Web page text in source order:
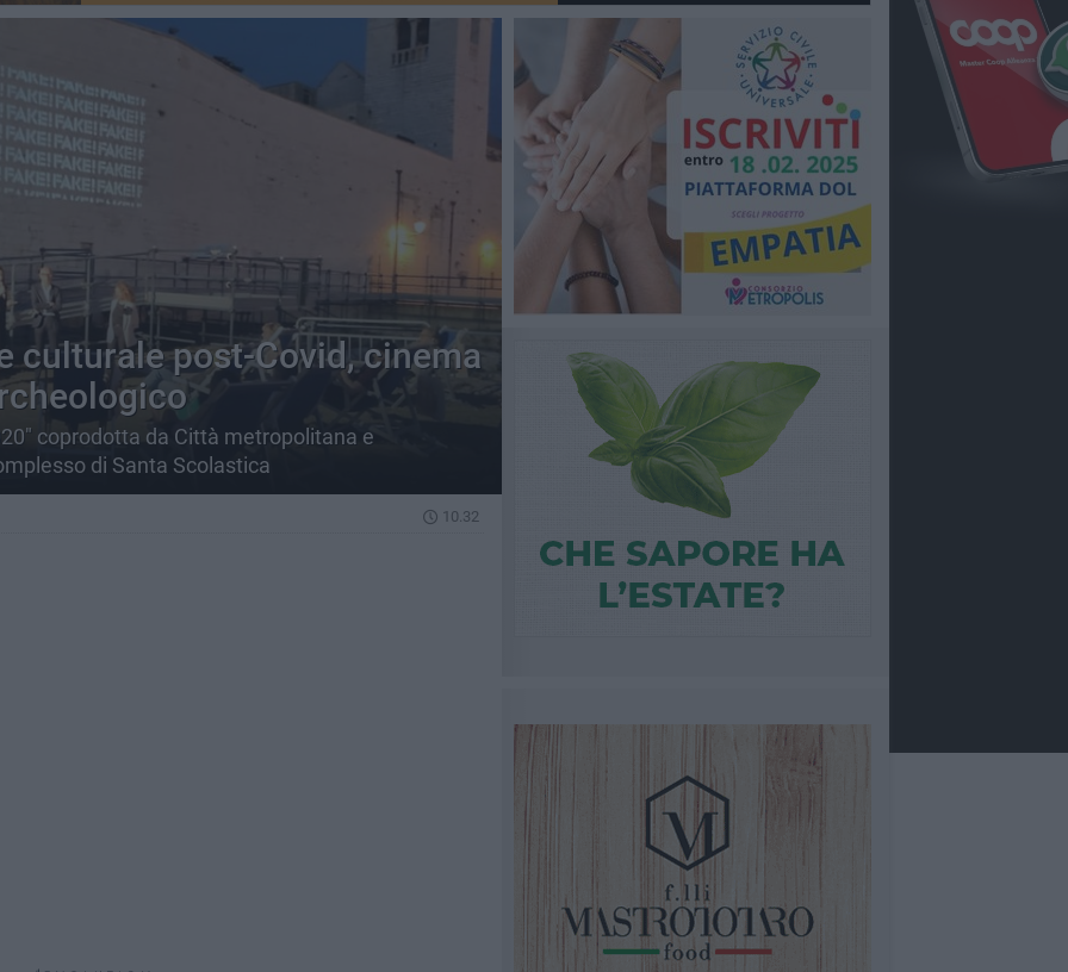
culturale post-Covid, cinema
coprodotta da Città metropolitana e
di Santa Scolastica
10.32